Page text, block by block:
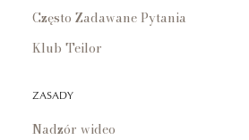
Często Zadawane Pytania
Klub Teilor
ZASADY
Nadzór wideo